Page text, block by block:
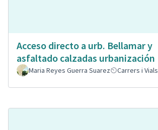
Acceso directo a urb. Bellamar y
asfaltado calzadas urbanización
Maria Reyes Guerra Suarez Carrers i Vials